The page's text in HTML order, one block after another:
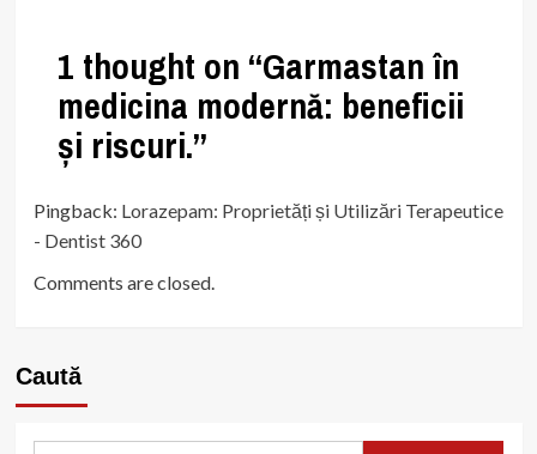
1 thought on “Garmastan în
medicina modernă: beneficii
și riscuri.”
Pingback: Lorazepam: Proprietăți și Utilizări Terapeutice
- Dentist 360
Comments are closed.
Caută